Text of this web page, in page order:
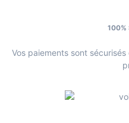
100%
Vos paiements sont